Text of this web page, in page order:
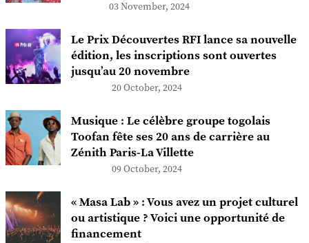
03 November, 2024
Le Prix Découvertes RFI lance sa nouvelle
édition, les inscriptions sont ouvertes
jusqu’au 20 novembre
20 October, 2024
Musique : Le célèbre groupe togolais
Toofan fête ses 20 ans de carrière au
Zénith Paris-La Villette
09 October, 2024
« Masa Lab » : Vous avez un projet culturel
ou artistique ? Voici une opportunité de
financement